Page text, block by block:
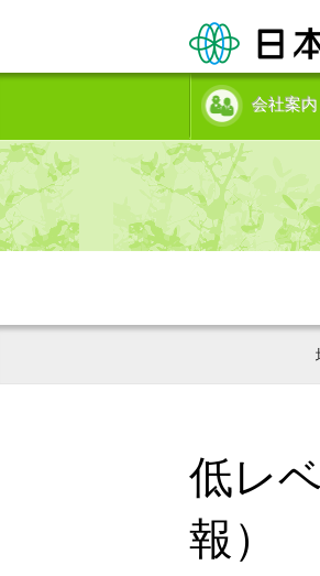
会社案内
低レ
報）